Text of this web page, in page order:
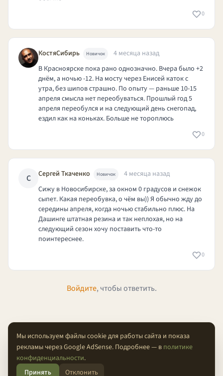
0
КостяСибирь Новичок
4 месяца назад
В Красноярске пока рано однозначно. Вчера было +2
днём, а ночью -12. На мосту через Енисей каток с
утра, без шипов страшно. По опыту — раньше 10-15
апреля смысла нет переобуваться. Прошлый год 5
апреля переобулся и на следующий день снегопад,
ездил как на коньках. Больше не тороплюсь
0
С Сергей Ткаченко Новичок
4 месяца назад
Сижу в Новосибирске, за окном 0 градусов и снежок
сыпет. Какая переобувка, о чём вы)) Я обычно жду до
середины апреля, когда ночью стабильно плюс. На
Дашинге штатная резина и так неплохая, но на
следующий сезон хочу поставить что-то
поинтереснее.
0
Войдите, чтобы ответить.
О проектеКонфиденциальность
© 2026 Проходимцы — Там, где кончается асфальт.
Мы используем файлы cookie для работы сайта и показа
рекламы через Google AdSense. Подробнее — в политике
конфиденциальности.
Принять
Отклонить